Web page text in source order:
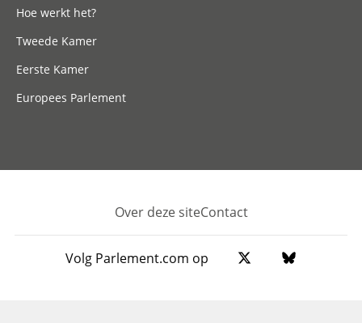
Hoe werkt het?
Tweede Kamer
Eerste Kamer
Europees Parlement
Footer
Over deze siteContact
Volg Parlement.com op